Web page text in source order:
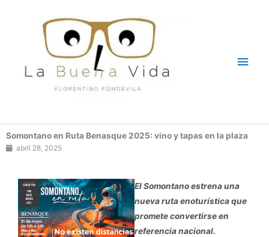
Somontano en Ruta Benasque 2025: vino y tapas en la plaza
abril 28, 2025
El Somontano estrena una
nueva ruta enoturística que
promete convertirse en
referencia nacional.